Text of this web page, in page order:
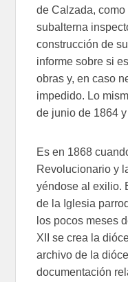
de Calzada,
subalterna
construcción de
informe sobre si
obras y, en caso
impedido. Lo
de junio de 1864
Es en 1868
Revolucionario y
yéndose al exilio.
de la Iglesia
los pocos meses
XII se crea la
archivo de la
documentación